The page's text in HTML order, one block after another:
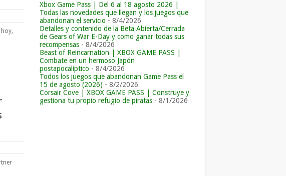
Xbox Game Pass | Del 6 al 18 agosto 2026 |
Todas las novedades que llegan y los juegos que
abandonan el servicio - 8/4/2026
Detalles y contenido de la Beta Abierta/Cerrada
de Gears of War E-Day y como ganar todas sus
recompensas - 8/4/2026
Beast of Reincarnation | XBOX GAME PASS |
Combate en un hermoso Japón
postapocalíptico - 8/4/2026
Todos los juegos que abandonan Game Pass el
15 de agosto (2026) - 8/2/2026
Corsair Cove | XBOX GAME PASS | Construye y
gestiona tu propio refugio de piratas - 8/1/2026